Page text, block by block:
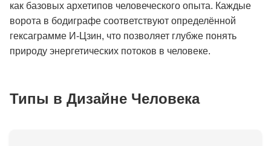
как базовых архетипов человеческого опыта. Каждые
ворота в бодиграфе соответствуют определённой
гексаграмме И-Цзин, что позволяет глубже понять
природу энергетических потоков в человеке.
Типы в Дизайне Человека